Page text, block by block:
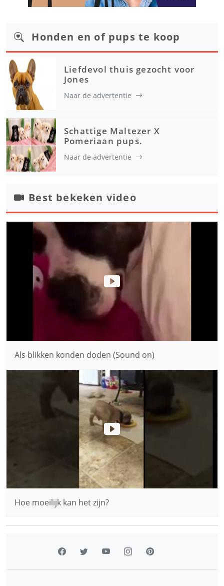
Honden en of pups te koop
Liefdevol thuis gezocht voor
Jones
Naar de advertentie
Schattige Maltezer X
Pomeriaan pups.
Naar de advertentie
Best bekeken video
Als blikken konden doden (Sound on)
Hoe moeilijk kan het zijn?